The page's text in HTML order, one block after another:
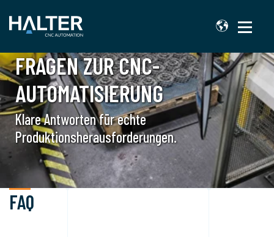
ANTWORTEN AUF IHRE
FRAGEN ZUR CNC-
AUTOMATISIERUNG
Klare Antworten für echte
Produktionsherausforderungen.
FAQ